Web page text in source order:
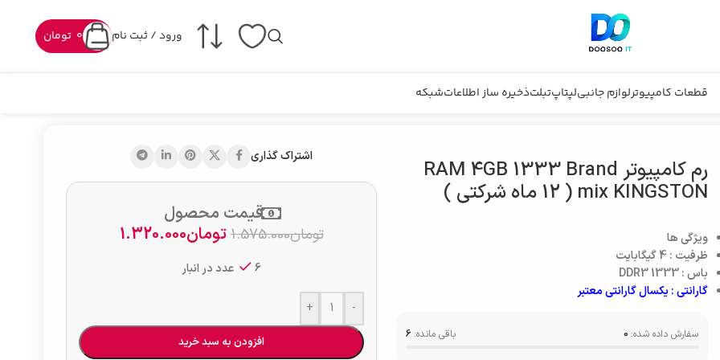
ورود / ثبت نام تومان 0
قطعات کامپیوترلوازم جانبیلپتاپتبلتذخیره ساز اطلاعاتشبکه
رم کامپیوتر RAM 4GB 1333 Brand
mix KINGSTON ( 12 ماه شرکتی )
ویژگی ها
ظرفیت : 4 گیگابایت
باس : DDR3 1333
گارانتی : یکسال گارانتی معتبر
سفارش داده شده: 0 باقی مانده: 6
اشتراک گذاری
قیمت محصول
تومان1.575.000تومان1.320.000
6 عدد در انبار
-
+
افزودن به سبد خرید